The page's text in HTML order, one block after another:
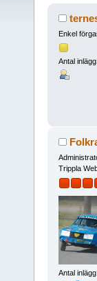
Enkel
Antal
Trippla
Antal